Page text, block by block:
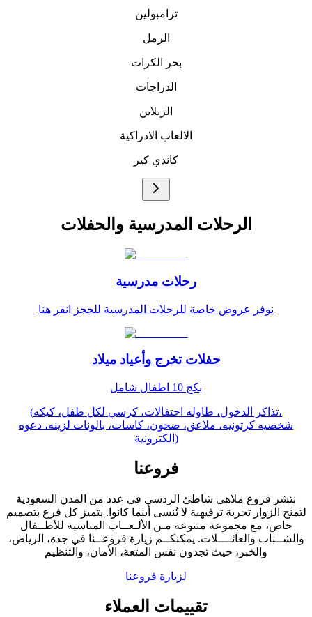
ترامبولين
الرمل
بحر الكرات
الدراجات
الزبلاين
الالعاب الادراكية
كاندي كير
الرحلات المدرسية والحفلات
رحلات مدرسية
نوفر عروض خاصة للرحلات المدرسية للحجز انقر هنا
حفلات تخرج وأعياد ميلاد
بكج 10 اطفال شامل
(تذاكر الدخول، طاوله احتفالات، كرسي لكل طفل، كيكه،
شخصيه كرتونيه، ملاعق، صحون، كاسات، بالونات لزينه، دعوه
الكترونية)
فروعنا
نتشر فروع ملاهي شاطئ الردسي في عدد من المدن السعودية
لتمنح الزوار تجربة ترفيهية لا تُنسى أينما كانوا. يتميز كل فرع بتصميم
خاص، مع مجموعة متنوعة مـن الألـعــاب المناسبة للأطــفال
والشــباب والعائــــلات. يمكنكــم زيارة فروعــنا في جدة، الرياض،
والخبر، حيث تجدون نفس المتعة، الأمان، والتنظيم
لزيارة فروعنا
تقييمات العملاء